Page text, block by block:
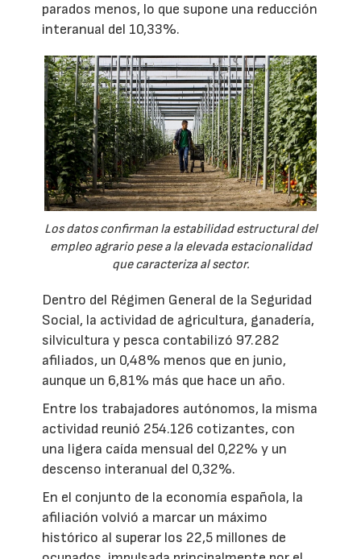
parados menos, lo que supone una reducción
interanual del 10,33%.
Los datos confirman la estabilidad estructural del
empleo agrario pese a la elevada estacionalidad
que caracteriza al sector.
Dentro del Régimen General de la Seguridad
Social, la actividad de agricultura, ganadería,
silvicultura y pesca contabilizó 97.282
afiliados, un 0,48% menos que en junio,
aunque un 6,81% más que hace un año.
Entre los trabajadores autónomos, la misma
actividad reunió 254.126 cotizantes, con
una ligera caída mensual del 0,22% y un
descenso interanual del 0,32%.
En el conjunto de la economía española, la
afiliación volvió a marcar un máximo
histórico al superar los 22,5 millones de